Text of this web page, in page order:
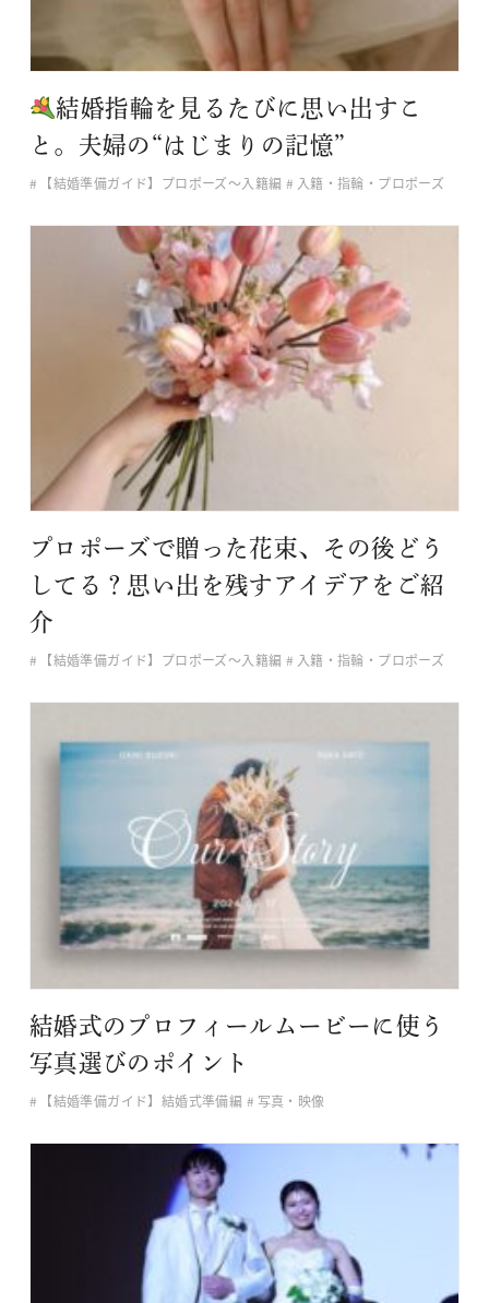
結婚指輪を見るたびに思い出すこ
と。夫婦の“はじまりの記憶”
【結婚準備ガイド】プロポーズ〜入籍編 入籍・指輪・プロポーズ
プロポーズで贈った花束、その後どう
してる？思い出を残すアイデアをご紹
介
【結婚準備ガイド】プロポーズ〜入籍編 入籍・指輪・プロポーズ
結婚式のプロフィールムービーに使う
写真選びのポイント
【結婚準備ガイド】結婚式準備編 写真・映像